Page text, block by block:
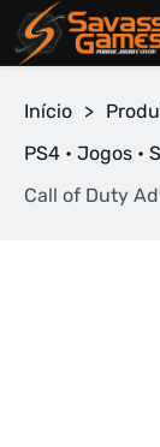
Início >
PS4 • Jogos •
Call of Duty